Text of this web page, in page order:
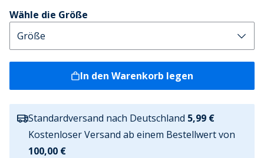
Wähle die Größe
In den Warenkorb legen
Standardversand nach Deutschland 5,99 €
Kostenloser Versand ab einem Bestellwert von
100,00 €